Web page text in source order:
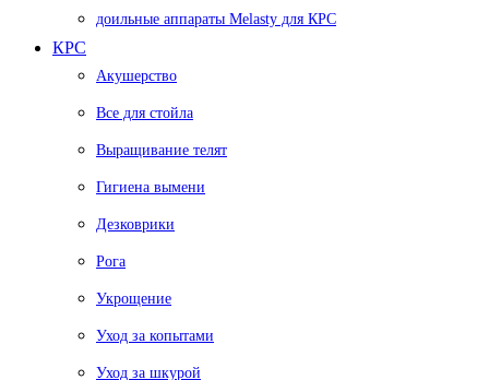
доильные аппараты Melasty для КРС
КРС
Акушерство
Все для стойла
Выращивание телят
Гигиена вымени
Дезковрики
Рога
Укрощение
Уход за копытами
Уход за шкурой